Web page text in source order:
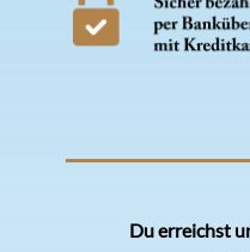
Du erreichst